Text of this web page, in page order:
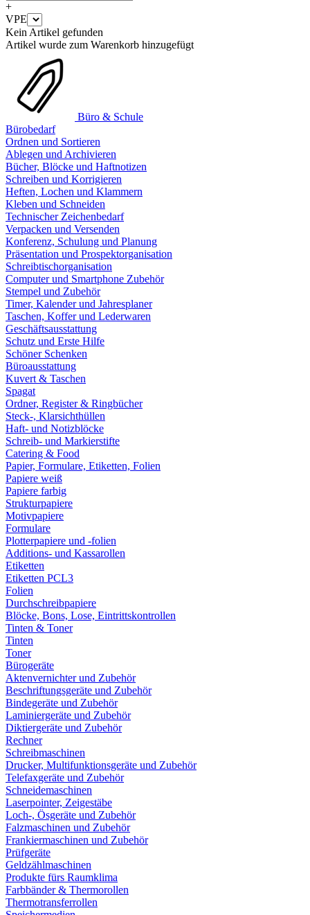
+
VPE
Kein Artikel gefunden
Artikel wurde zum Warenkorb hinzugefügt
Büro & Schule
Bürobedarf
Ordnen und Sortieren
Ablegen und Archivieren
Bücher, Blöcke und Haftnotizen
Schreiben und Korrigieren
Heften, Lochen und Klammern
Kleben und Schneiden
Technischer Zeichenbedarf
Verpacken und Versenden
Konferenz, Schulung und Planung
Präsentation und Prospektorganisation
Schreibtischorganisation
Computer und Smartphone Zubehör
Stempel und Zubehör
Timer, Kalender und Jahresplaner
Taschen, Koffer und Lederwaren
Geschäftsausstattung
Schutz und Erste Hilfe
Schöner Schenken
Büroausstattung
Kuvert & Taschen
Spagat
Ordner, Register & Ringbücher
Steck-, Klarsichthüllen
Haft- und Notizblöcke
Schreib- und Markierstifte
Catering & Food
Papier, Formulare, Etiketten, Folien
Papiere weiß
Papiere farbig
Strukturpapiere
Motivpapiere
Formulare
Plotterpapiere und -folien
Additions- und Kassarollen
Etiketten
Etiketten PCL3
Folien
Durchschreibpapiere
Blöcke, Bons, Lose, Eintrittskontrollen
Tinten & Toner
Tinten
Toner
Bürogeräte
Aktenvernichter und Zubehör
Beschriftungsgeräte und Zubehör
Bindegeräte und Zubehör
Laminiergeräte und Zubehör
Diktiergeräte und Zubehör
Rechner
Schreibmaschinen
Drucker, Multifunktionsgeräte und Zubehör
Telefaxgeräte und Zubehör
Schneidemaschinen
Laserpointer, Zeigestäbe
Loch-, Ösgeräte und Zubehör
Falzmaschinen und Zubehör
Frankiermaschinen und Zubehör
Prüfgeräte
Geldzählmaschinen
Produkte fürs Raumklima
Farbbänder & Thermorollen
Thermotransferrollen